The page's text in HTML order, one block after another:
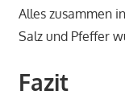
Alles zusammen
Salz und Pfeffer
Fazit